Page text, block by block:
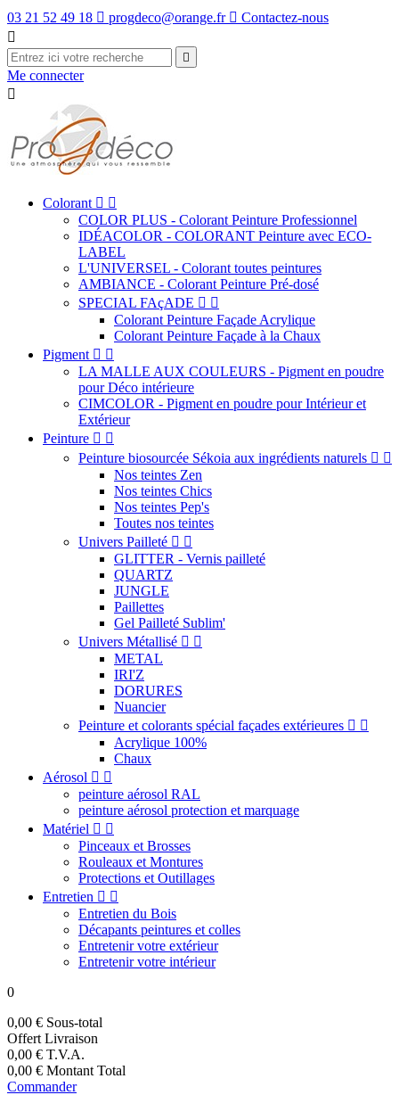
03 21 52 49 18  progdeco@orange.fr  Contactez-nous


Me connecter

Colorant  
COLOR PLUS - Colorant Peinture Professionnel
IDÉACOLOR - COLORANT Peinture avec ECO-
LABEL
L'UNIVERSEL - Colorant toutes peintures
AMBIANCE - Colorant Peinture Pré-dosé
SPECIAL FAçADE  
Colorant Peinture Façade Acrylique
Colorant Peinture Façade à la Chaux
Pigment  
LA MALLE AUX COULEURS - Pigment en poudre
pour Déco intérieure
CIMCOLOR - Pigment en poudre pour Intérieur et
Extérieur
Peinture  
Peinture biosourcée Sékoia aux ingrédients naturels  
Nos teintes Zen
Nos teintes Chics
Nos teintes Pep's
Toutes nos teintes
Univers Pailleté  
GLITTER - Vernis pailleté
QUARTZ
JUNGLE
Paillettes
Gel Pailleté Sublim'
Univers Métallisé  
METAL
IRI'Z
DORURES
Nuancier
Peinture et colorants spécial façades extérieures  
Acrylique 100%
Chaux
Aérosol  
peinture aérosol RAL
peinture aérosol protection et marquage
Matériel  
Pinceaux et Brosses
Rouleaux et Montures
Protections et Outillages
Entretien  
Entretien du Bois
Décapants peintures et colles
Entretenir votre extérieur
Entretenir votre intérieur
0
0,00 € Sous-total
Offert Livraison
0,00 € T.V.A.
0,00 € Montant Total
Commander